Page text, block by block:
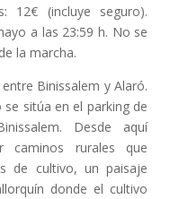
12€ (incluye seguro).
a las 23:59 h. No se
la marcha.
Binissalem y Alaró.
sitúa en el parking de
Desde aquí
caminos rurales que
de cultivo, un paisaje
donde el cultivo